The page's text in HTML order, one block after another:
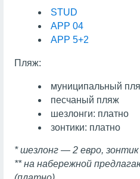
STUD
АРР 04
АРР 5+2
Пляж:
муниципальный
песчаный пляж
шезлонги: платно
зонтики: платно
* шезлонг — 2 евро,
** на набережной